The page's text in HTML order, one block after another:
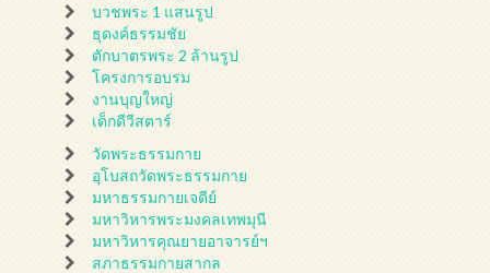
บวชพระ 1 แสนรูป
ธุดงค์ธรรมชัย
ตักบาตรพระ 2 ล้านรูป
โครงการอบรม
งานบุญใหญ่
เด็กดีวีสตาร์
วัดพระธรรมกาย
อุโบสถวัดพระธรรมกาย
มหาธรรมกายเจดีย์
มหาวิหารพระมงคลเทพมุนี
มหาวิหารคุณยายอาจารย์ฯ
สภาธรรมกายสากล